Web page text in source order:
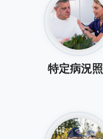
特定病況